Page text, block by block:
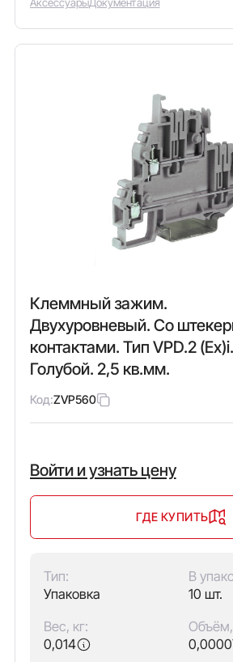
Клеммный зажим.
Двухуровневый. Со
контактами. Тип VPD.2 (Ex)i.
Голубой. 2,5 кв.мм.
Код:ZVP560
Войти и узнать цену
ГДЕ КУПИТЬ
Тип:
Упаковка
В
10 шт.
Вес, кг:
0,014